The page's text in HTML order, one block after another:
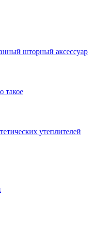
шторный аксессуар
такое
утеплителей